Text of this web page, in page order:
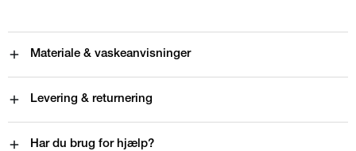
Materiale & vaskeanvisninger
Levering & returnering
Har du brug for hjælp?